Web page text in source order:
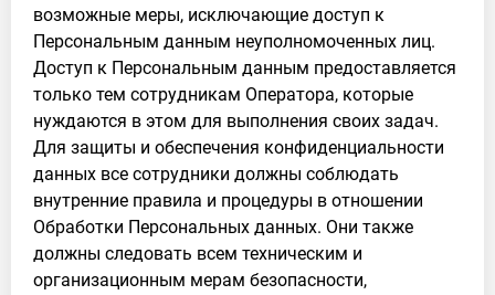
возможные меры, исключающие доступ к
Персональным данным неуполномоченных лиц.
Доступ к Персональным данным предоставляется
только тем сотрудникам Оператора, которые
нуждаются в этом для выполнения своих задач.
Для защиты и обеспечения конфиденциальности
данных все сотрудники должны соблюдать
внутренние правила и процедуры в отношении
Обработки Персональных данных. Они также
должны следовать всем техническим и
организационным мерам безопасности,